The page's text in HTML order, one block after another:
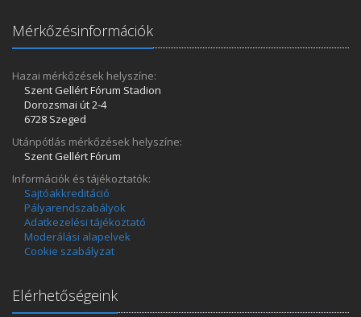
Mérkőzésinformációk
Hazai mérkőzések helyszíne:
Szent Gellért Fórum Stadion
Dorozsmai út 2-4
6728 Szeged
Utánpótlás mérkőzések helyszíne:
Szent Gellért Fórum
Információk és tájékoztatók:
Sajtóakkreditáció
Pályarendszabályok
Adatkezelési tájékoztató
Moderálási alapelvek
Cookie szabályzat
Elérhetőségeink